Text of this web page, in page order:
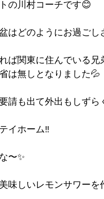
の川村コーチです😊
はどのようにお過ごし
ば関東に住んでいる
は無しとなりました💦
請も出て外出もしずら
イホーム‼️
〜✨
味しいレモンサワー